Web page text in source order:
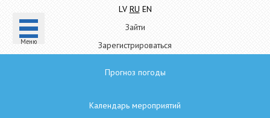
Mеню
LV RU EN
Зайти
Зарегистрироваться
Прогноз погоды
Календарь мероприятий